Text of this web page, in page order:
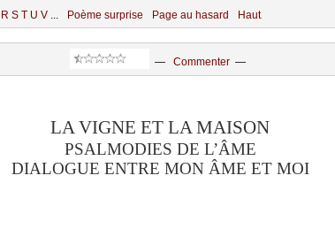
R S T U V ... Poème surprise Page au hasard Haut
— Commenter—
LA VIGNE ET LA MAISON
PSALMODIES DE L’ÂME
DIALOGUE ENTRE MON ÂME ET MOI